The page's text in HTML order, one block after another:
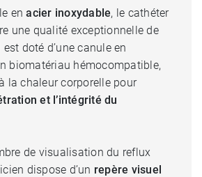
enacier inoxydable, le cathéter
une qualité exceptionnelle de
doté d’une canule en
biomatériau hémocompatible,
la chaleur corporelle pour
et l’intégrité du
de visualisation du reflux
dispose d’un repère visuel